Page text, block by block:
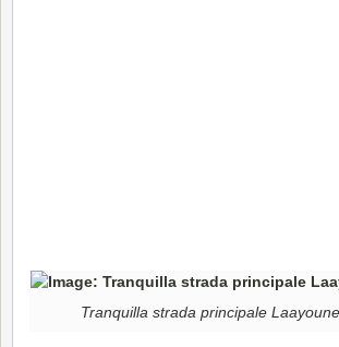
Tranquilla strada principale